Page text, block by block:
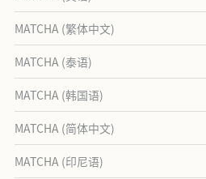
MATCHA (繁体中文)
MATCHA (泰语)
MATCHA (韩国语)
MATCHA (简体中文)
MATCHA (印尼语)